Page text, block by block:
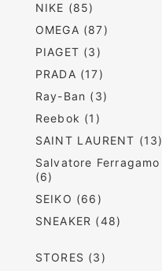
NIKE (85)
OMEGA (87)
PIAGET (3)
PRADA (17)
Ray-Ban (3)
Reebok (1)
SAINT LAURENT (13)
Salvatore Ferragamo
(6)
SEIKO (66)
SNEAKER (48)
STORES (3)